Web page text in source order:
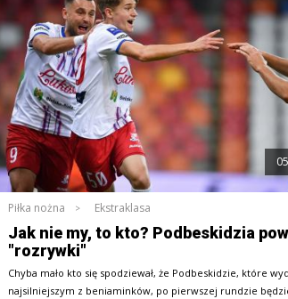
Piłka nożna Ekstraklasa
Jak nie my, to kto? Podbeskidzia
"rozrywki"
Chyba mało kto się spodziewał, że Podbeskidzie, które
najsilniejszym z beniaminków, po pierwszej rundzie